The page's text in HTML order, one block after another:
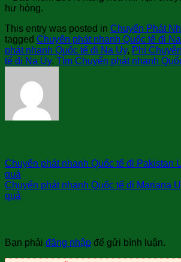
hư hỏng.
This entry was posted in Chuyển Phát
tagged Chuyển phát nhanh Quốc tế đi
phát nhanh Quốc tế đi Na Uy, Phí
tế đi Na Uy, TÌm Chuyển phát nhanh
Chuyển phát nhanh Quốc tế đi Pakistan
quả
Chuyển phát nhanh Quốc tế đi Mariana
quả
Bạn phải đăng nhập để gửi bình luận.